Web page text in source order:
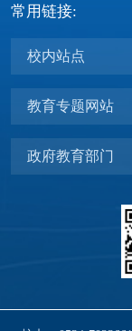
常用链接:
校内站点
教育专题网站
政府教育部门